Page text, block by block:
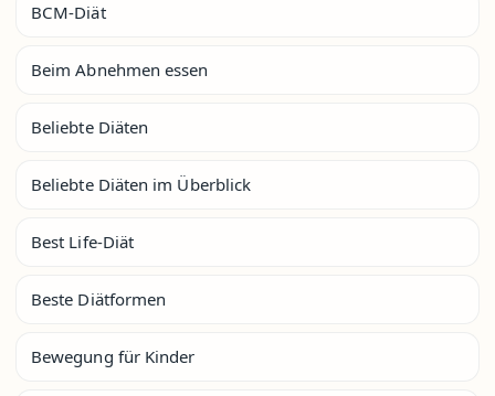
BCM-Diät
Beim Abnehmen essen
Beliebte Diäten
Beliebte Diäten im Überblick
Best Life-Diät
Beste Diätformen
Bewegung für Kinder